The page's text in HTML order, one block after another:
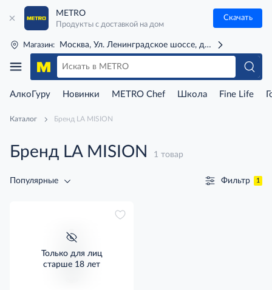
METRO
Продукты с доставкой на дом
Скачать
Магазин: Москва, Ул. Ленинградское шоссе, д. 71Г (м. Речной
АлкоГуру Новинки METRO Chef Школа Fine Life
Каталог Бренд LA MISION
Бренд LA MISION 1 товар
Популярные Фильтр 1
Только для лиц
старше 18 лет